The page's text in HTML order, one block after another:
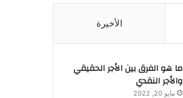
الأخيرة
ما هو الفرق بين الأجر الحقيقي
والأجر النقدي
مايو 20, 2022